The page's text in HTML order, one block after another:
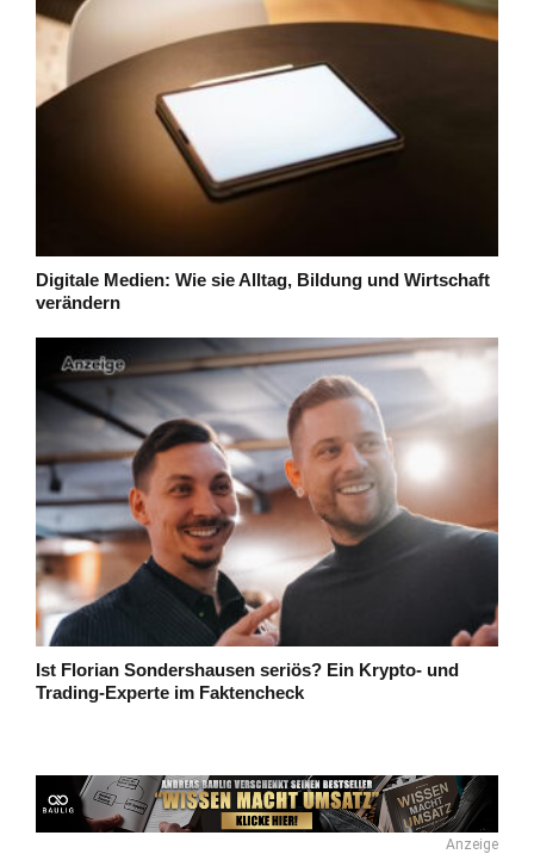
Digitale Medien: Wie sie Alltag, Bildung und Wirtschaft
verändern
Ist Florian Sondershausen seriös? Ein Krypto- und
Trading-Experte im Faktencheck
Anzeige